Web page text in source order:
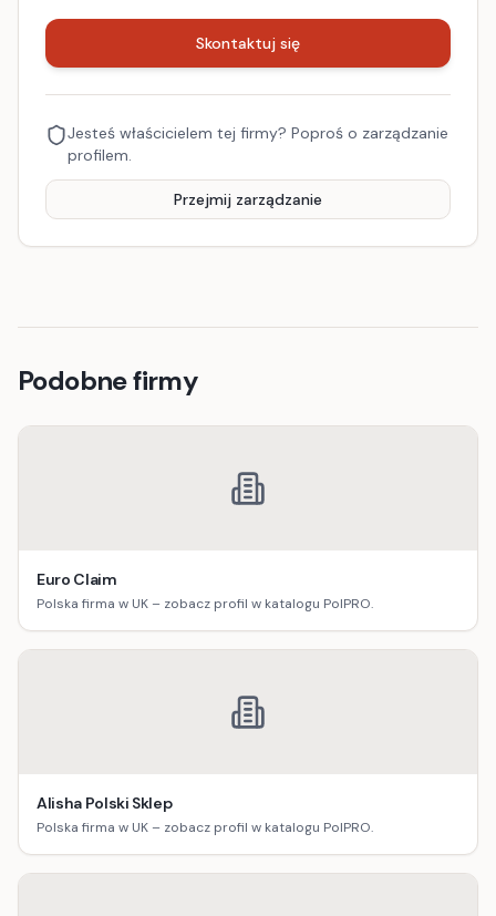
Skontaktuj się
Jesteś właścicielem tej firmy? Poproś o zarządzanie
profilem.
Przejmij zarządzanie
Podobne firmy
Euro Claim
Polska firma w UK – zobacz profil w katalogu PolPRO.
Alisha Polski Sklep
Polska firma w UK – zobacz profil w katalogu PolPRO.